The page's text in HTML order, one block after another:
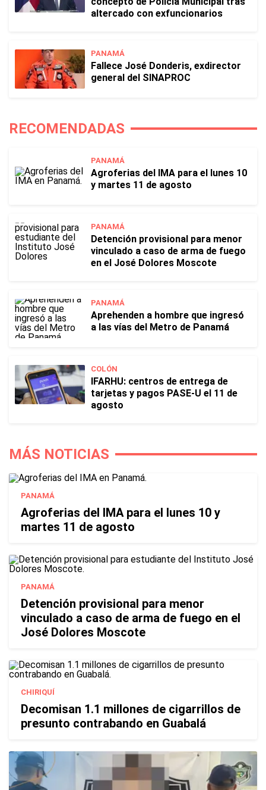
altercado con exfuncionarios
PANAMÁ
Fallece José Donderis, exdirector
general del SINAPROC
RECOMENDADAS
PANAMÁ
Agroferias del IMA para el lunes 10
y martes 11 de agosto
PANAMÁ
Detención provisional para menor
vinculado a caso de arma de fuego
en el José Dolores Moscote
PANAMÁ
Aprehenden a hombre que ingresó
a las vías del Metro de Panamá
COLÓN
IFARHU: centros de entrega de
tarjetas y pagos PASE-U el 11 de
agosto
MÁS NOTICIAS
PANAMÁ
Agroferias del IMA para el lunes 10 y
martes 11 de agosto
PANAMÁ
Detención provisional para menor
vinculado a caso de arma de fuego en el
José Dolores Moscote
CHIRIQUÍ
Decomisan 1.1 millones de cigarrillos de
presunto contrabando en Guabalá